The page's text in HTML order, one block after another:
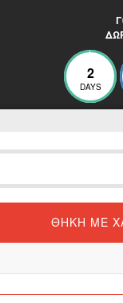
2
DAYS
ΘΉΚΗ ΜΕ